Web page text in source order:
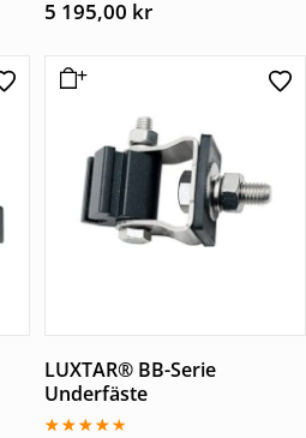
5 195,00 kr
LUXTAR® BB-Serie
Underfäste